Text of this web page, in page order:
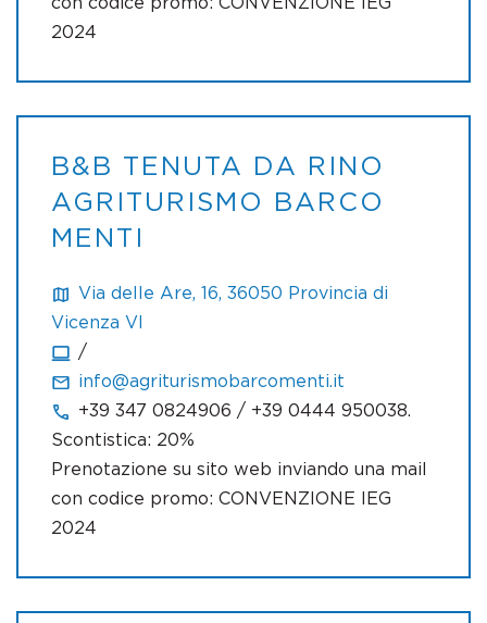
2024
B&B TENUTA DA RINO
AGRITURISMO BARCO
MENTI
Via delle Are, 16, 36050 Provincia di
Vicenza VI
/
info@agriturismobarcomenti.it
+39 347 0824906 / +39 0444 950038.
Scontistica: 20%
Prenotazione su sito web inviando una mail
con codice promo: CONVENZIONE IEG
2024